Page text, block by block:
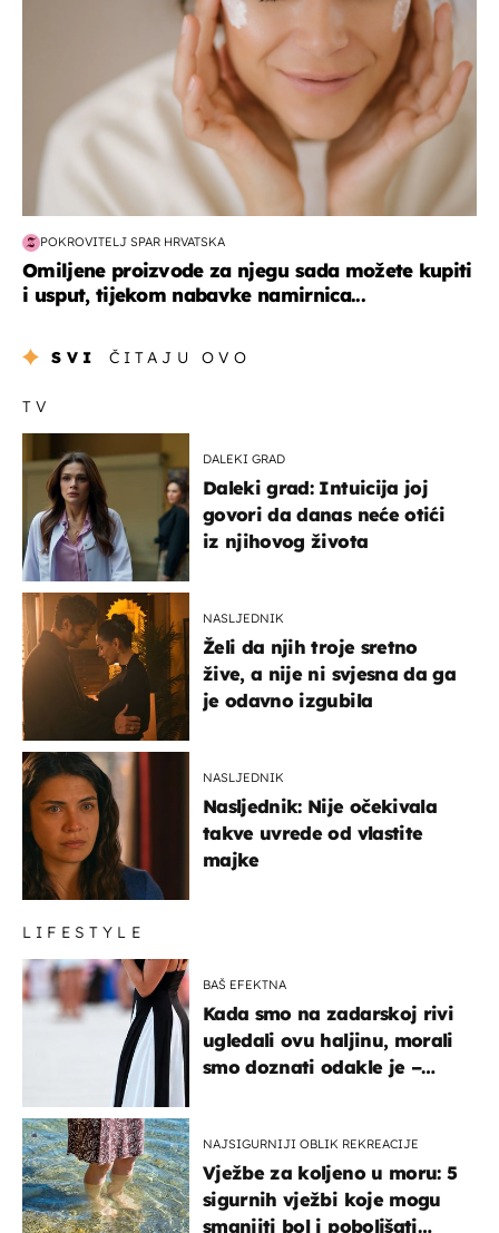
POKROVITELJ SPAR HRVATSKA
Omiljene proizvode za njegu sada možete kupiti
i usput, tijekom nabavke namirnica...
SVI ČITAJU OVO
TV
DALEKI GRAD
Daleki grad: Intuicija joj
govori da danas neće otići
iz njihovog života
NASLJEDNIK
Želi da njih troje sretno
žive, a nije ni svjesna da ga
je odavno izgubila
NASLJEDNIK
Nasljednik: Nije očekivala
takve uvrede od vlastite
majke
LIFESTYLE
BAŠ EFEKTNA
Kada smo na zadarskoj rivi
ugledali ovu haljinu, morali
smo doznati odakle je –
NAJSIGURNIJI OBLIK REKREACIJE
Vježbe za koljeno u moru: 5
sigurnih vježbi koje mogu
smanjiti bol i poboljšati